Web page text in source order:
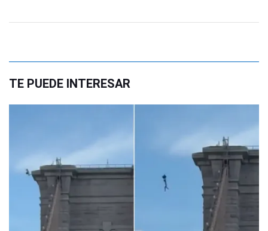
TE PUEDE INTERESAR